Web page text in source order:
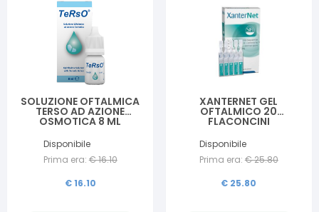
SOLUZIONE OFTALMICA
TERSO AD AZIONE
OSMOTICA 8 ML
Disponibile
Prima era: €16.10
€16.10
XANTERNET GEL
OFTALMICO 20
FLACONCINI
Disponibile
Prima era: €25.80
€ 25.80